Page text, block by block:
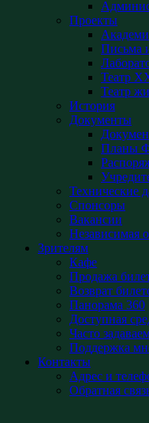
Проекты
Письма
Театр
Театр
История
Документы
Планы
Технические
Спонсоры
Вакансии
Независимая
Зрителям
Кафе
Продажа
Возврат
Панорама 360
Доступная
Часто
Поддержка
Контакты
Адрес и
Обратная